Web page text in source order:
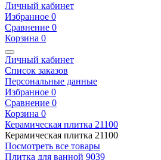
Личный кабинет
Избранное 0
Сравнение 0
Корзина 0
Личный кабинет
Список заказов
Персональные данные
Избранное 0
Сравнение 0
Корзина 0
Керамическая плитка 21100
Керамическая плитка 21100
Посмотреть все товары
Плитка для ванной 9039